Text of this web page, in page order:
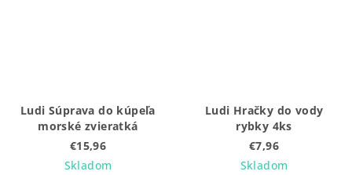
Ludi Súprava do kúpeľa
morské zvieratká
€15,96
Skladom
Ludi Hračky do vody
rybky 4ks
€7,96
Skladom